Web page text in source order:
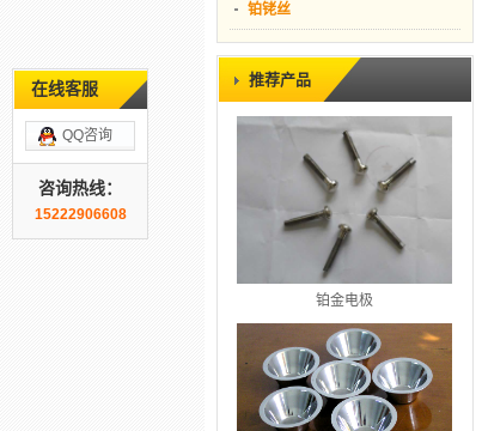
铂铑丝
推荐产品
铂金电极
在线客服
QQ咨询
咨询热线：
15222906608